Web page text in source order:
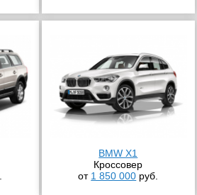
BMW X1
Кроссовер
от 1 850 000 руб.